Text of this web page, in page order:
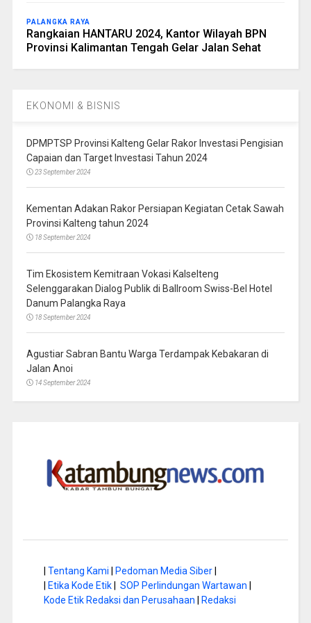
PALANGKA RAYA
Rangkaian HANTARU 2024, Kantor Wilayah BPN
Provinsi Kalimantan Tengah Gelar Jalan Sehat
EKONOMI & BISNIS
DPMPTSP Provinsi Kalteng Gelar Rakor Investasi Pengisian
Capaian dan Target Investasi Tahun 2024
23 September 2024
Kementan Adakan Rakor Persiapan Kegiatan Cetak Sawah
Provinsi Kalteng tahun 2024
18 September 2024
Tim Ekosistem Kemitraan Vokasi Kalselteng
Selenggarakan Dialog Publik di Ballroom Swiss-Bel Hotel
Danum Palangka Raya
18 September 2024
Agustiar Sabran Bantu Warga Terdampak Kebakaran di
Jalan Anoi
14 September 2024
Tentang Kami Pedoman Media Siber|
Etika Kode Etik| SOP Perlindungan Wartawan
Kode Etik Redaksi dan Perusahaan
Redaksi